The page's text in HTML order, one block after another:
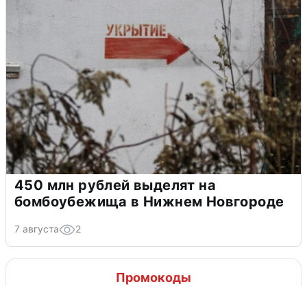
450 млн рублей выделят на
бомбоубежища в Нижнем Новгороде
7 августа 2
Промокоды